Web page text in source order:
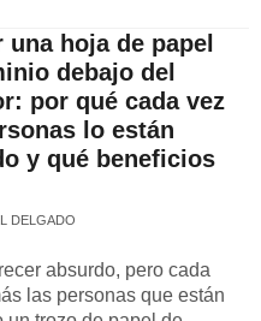
una hoja de papel
debajo del
por qué cada vez
lo están
y qué beneficios
DELGADO
absurdo, pero cada
las personas que están